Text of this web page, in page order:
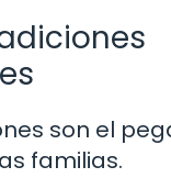
son el
familias.